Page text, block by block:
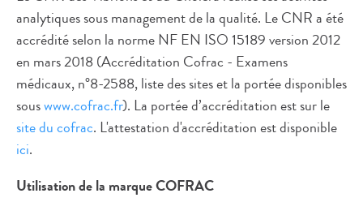
analytiques sous management de la qualité. Le CNR a été
accrédité selon la norme NF EN ISO 15189 version 2012
en mars 2018 (Accréditation Cofrac - Examens
médicaux, n°8-2588, liste des sites et la portée disponibles
souswww.cofrac.fr). La portée d’accréditation est sur le
site du cofrac. L'attestation d'accréditation est disponible
ici.
Utilisation de la marque COFRAC